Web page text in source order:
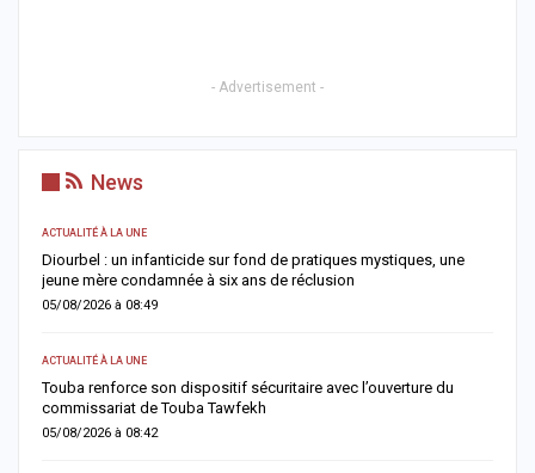
- Advertisement -
News
SOCIÉTÉ
Rebeuss : Me Moussa Sarr inspecte de nuit les cellules les plus
surpeuplées pour évaluer les conditions de détention
04/08/2026 à 08:24
ACTUALITÉ À LA UNE
Absentéisme après le Magal : Mamadou Lamine Dianté somme
179 agents de justifier leur absence
04/08/2026 à 08:12